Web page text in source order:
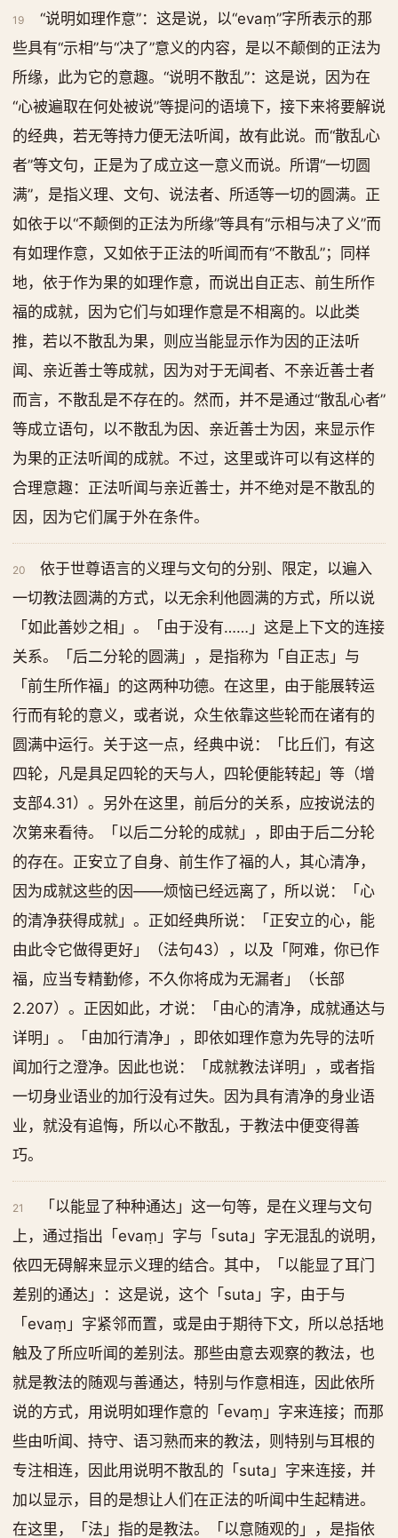
19
“说明如理作意”：这是说，以“evaṃ”字所表示的那
些具有“示相”与“决了”意义的内容，是以不颠倒的正法为
所缘，此为它的意趣。“说明不散乱”：这是说，因为在
“心被遍取在何处被说”等提问的语境下，接下来将要解说
的经典，若无等持力便无法听闻，故有此说。而“散乱心
者”等文句，正是为了成立这一意义而说。所谓“一切圆
满”，是指义理、文句、说法者、所适等一切的圆满。正
如依于以“不颠倒的正法为所缘”等具有“示相与决了义”而
有如理作意，又如依于正法的听闻而有“不散乱”；同样
地，依于作为果的如理作意，而说出自正志、前生所作
福的成就，因为它们与如理作意是不相离的。以此类
推，若以不散乱为果，则应当能显示作为因的正法听
闻、亲近善士等成就，因为对于无闻者、不亲近善士者
而言，不散乱是不存在的。然而，并不是通过“散乱心者”
等成立语句，以不散乱为因、亲近善士为因，来显示作
为果的正法听闻的成就。不过，这里或许可以有这样的
合理意趣：正法听闻与亲近善士，并不绝对是不散乱的
因，因为它们属于外在条件。
20
依于世尊语言的义理与文句的分别、限定，以遍入
一切教法圆满的方式，以无余利他圆满的方式，所以说
「如此善妙之相」。「由于没有……」这是上下文的连接
关系。「后二分轮的圆满」，是指称为「自正志」与
「前生所作福」的这两种功德。在这里，由于能展转运
行而有轮的意义，或者说，众生依靠这些轮而在诸有的
圆满中运行。关于这一点，经典中说：「比丘们，有这
四轮，凡是具足四轮的天与人，四轮便能转起」等（增
支部4.31）。另外在这里，前后分的关系，应按说法的
次第来看待。「以后二分轮的成就」，即由于后二分轮
的存在。正安立了自身、前生作了福的人，其心清净，
因为成就这些的因——烦恼已经远离了，所以说：「心
的清净获得成就」。正如经典所说：「正安立的心，能
由此令它做得更好」（法句43），以及「阿难，你已作
福，应当专精勤修，不久你将成为无漏者」（长部
2.207）。正因如此，才说：「由心的清净，成就通达与
详明」。「由加行清净」，即依如理作意为先导的法听
闻加行之澄净。因此也说：「成就教法详明」，或者指
一切身业语业的加行没有过失。因为具有清净的身业语
业，就没有追悔，所以心不散乱，于教法中便变得善
巧。
21
「以能显了种种通达」这一句等，是在义理与文句
上，通过指出「evaṃ」字与「suta」字无混乱的说明，
依四无碍解来显示义理的结合。其中，「以能显了耳门
差别的通达」：这是说，这个「suta」字，由于与
「evaṃ」字紧邻而置，或是由于期待下文，所以总括地
触及了所应听闻的差别法。那些由意去观察的教法，也
就是教法的随观与善通达，特别与作意相连，因此依所
说的方式，用说明如理作意的「evaṃ」字来连接；而那
些由听闻、持守、语习熟而来的教法，则特别与耳根的
专注相连，因此用说明不散乱的「suta」字来连接，并
加以显示，目的是想让人们在正法的听闻中生起精进。
在这里，「法」指的是教法。「以意随观的」，是指依